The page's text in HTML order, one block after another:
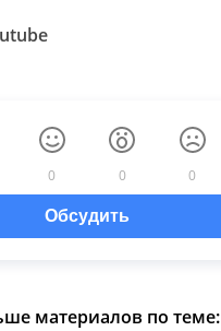
0 0 0
Обсудить
материалов по теме: